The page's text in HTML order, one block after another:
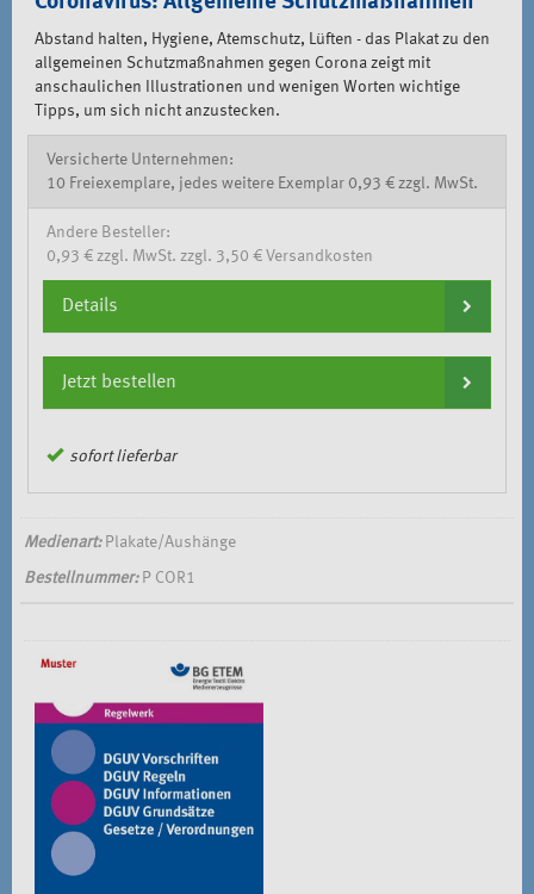
Abstand halten, Hygiene, Atemschutz, Lüften - das Plakat zu den
allgemeinen Schutzmaßnahmen gegen Corona zeigt mit
anschaulichen Illustrationen und wenigen Worten wichtige
Tipps, um sich nicht anzustecken.
Versicherte Unternehmen:
10 Freiexemplare, jedes weitere Exemplar 0,93 € zzgl. MwSt.
Andere Besteller:
0,93 € zzgl. MwSt. zzgl. 3,50 € Versandkosten
Details
Jetzt bestellen
sofort lieferbar
Medienart:Plakate/Aushänge
Bestellnummer:P COR1